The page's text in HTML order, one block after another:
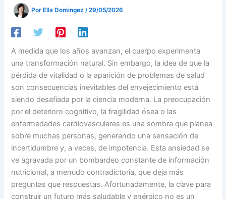
Por Ella Domingez/29/05/2026
A medida que los años avanzan, el cuerpo experimenta
una transformación natural. Sin embargo, la idea de que la
pérdida de vitalidad o la aparición de problemas de salud
son consecuencias inevitables del envejecimiento está
siendo desafiada por la ciencia moderna. La preocupación
por el deterioro cognitivo, la fragilidad ósea o las
enfermedades cardiovasculares es una sombra que planea
sobre muchas personas, generando una sensación de
incertidumbre y, a veces, de impotencia. Esta ansiedad se
ve agravada por un bombardeo constante de información
nutricional, a menudo contradictoria, que deja más
preguntas que respuestas. Afortunadamente, la clave para
construir un futuro más saludable y enérgico no es un